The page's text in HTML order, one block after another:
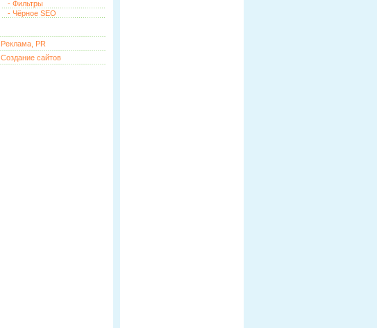
- Фильтры
- Чёрное SEO
Реклама, PR
Создание сайтов